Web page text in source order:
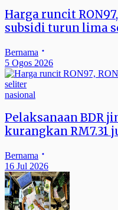
Harga runcit
subsidi turun lima
Bernama
5 Ogos 2026
nasional
Pelaksanaan BDR
kurangkan RM7.31
Bernama
16 Jul 2026